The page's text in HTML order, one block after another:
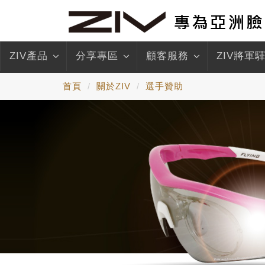
ZIV產品 分享專區 顧客服務 ZIV將軍
首頁 關於ZIV 選手贊助